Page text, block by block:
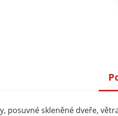
posuvné skleněné dveře,